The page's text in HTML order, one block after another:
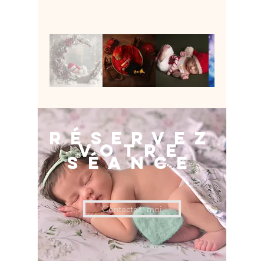
Réservez
votre
séance
Contactez -moi